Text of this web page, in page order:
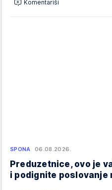
Komentariši
SPONA 06.08.2026.
Preduzetnice, ovo je
i podignite poslovanje